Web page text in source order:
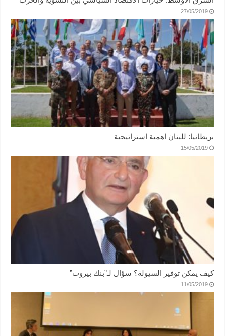
27/05/2019
بريطانيا: للبنان اهمية استراتيجية
15/05/2019
كيف يمكن توفير السيولة؟ سؤال لـ”بنك بيروت”
11/05/2019